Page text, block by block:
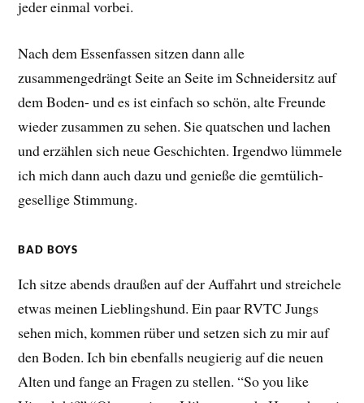
jeder einmal vorbei.
Nach dem Essenfassen sitzen dann alle
zusammengedrängt Seite an Seite im Schneidersitz auf
dem Boden- und es ist einfach so schön, alte Freunde
wieder zusammen zu sehen. Sie quatschen und lachen
und erzählen sich neue Geschichten. Irgendwo lümmele
ich mich dann auch dazu und genieße die gemtülich-
gesellige Stimmung.
BAD BOYS
Ich sitze abends draußen auf der Auffahrt und streichele
etwas meinen Lieblingshund. Ein paar RVTC Jungs
sehen mich, kommen rüber und setzen sich zu mir auf
den Boden. Ich bin ebenfalls neugierig auf die neuen
Alten und fange an Fragen zu stellen. “So you like